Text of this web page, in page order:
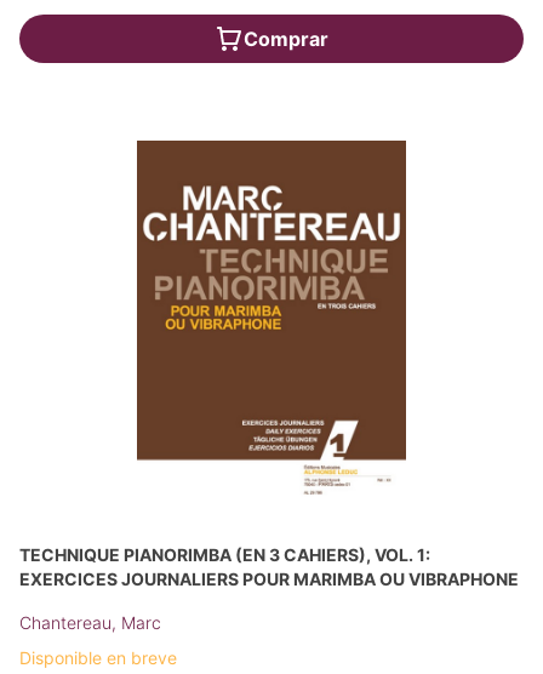
Comprar
TECHNIQUE PIANORIMBA (EN 3 CAHIERS), VOL. 1:
EXERCICES JOURNALIERS POUR MARIMBA OU VIBRAPHONE
Chantereau, Marc
Disponible en breve